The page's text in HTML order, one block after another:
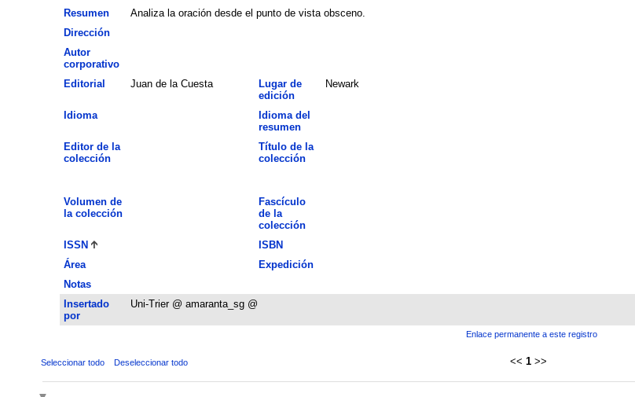
Resumen
Analiza la oración desde el punto de vista obsceno.
Dirección
Autor
corporativo
Editorial Juan de la Cuesta
Lugar de
edición
Newark
Idioma
Idioma del
resumen
Editor de la
colección
Título de la
colección
Volumen de
la colección
Fascículo
de la
colección
ISSN ISBN
Área
Expedición
Notas
Insertado
por
Uni-Trier @ amaranta_sg @
Enlace permanente a este registro
Seleccionar todo Deseleccionar todo << 1 >>